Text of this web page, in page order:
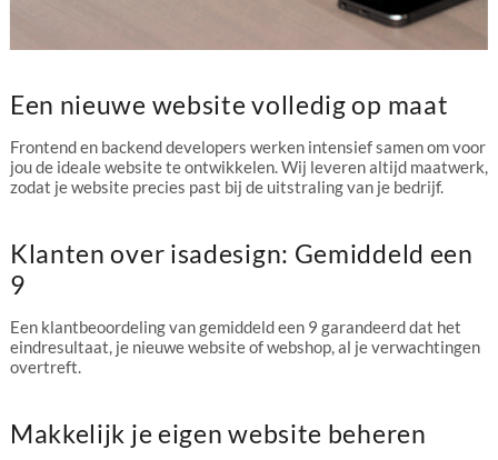
Een nieuwe website volledig op maat
Frontend en backend developers werken intensief samen om voor
jou de ideale website te ontwikkelen. Wij leveren altijd maatwerk,
zodat je website precies past bij de uitstraling van je bedrijf.
Klanten over isadesign: Gemiddeld een
9
Een klantbeoordeling van gemiddeld een 9 garandeerd dat het
eindresultaat, je nieuwe website of webshop, al je verwachtingen
overtreft.
Makkelijk je eigen website beheren